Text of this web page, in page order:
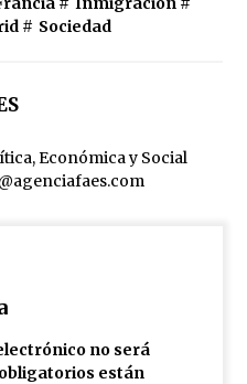
# Sociedad
Económica y Social
no será
están